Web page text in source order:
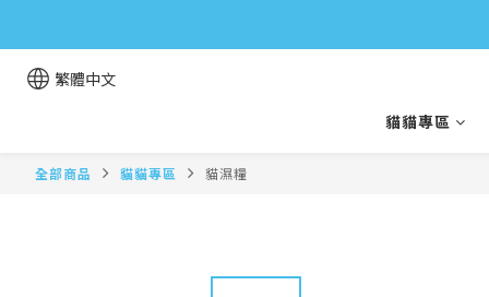
繁體中文
貓貓專區
全部商品 貓貓專區 貓濕糧